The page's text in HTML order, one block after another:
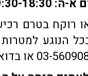
רוקח בטרם
הנוגע